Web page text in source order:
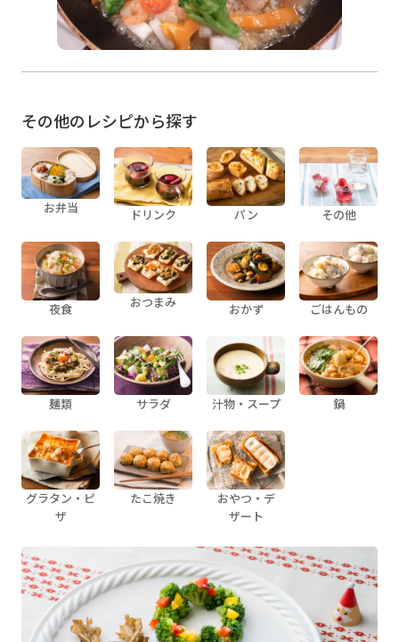
その他のレシピから探す
お弁当 ドリンク パン その他
夜食 おつまみ おかず ごはんもの
麺類 サラダ 汁物・スープ 鍋
グラタン・ピ
ザ
たこ焼き
おやつ・デ
ザート